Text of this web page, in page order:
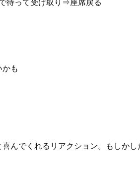
も
んでくれるリアクション。もしか